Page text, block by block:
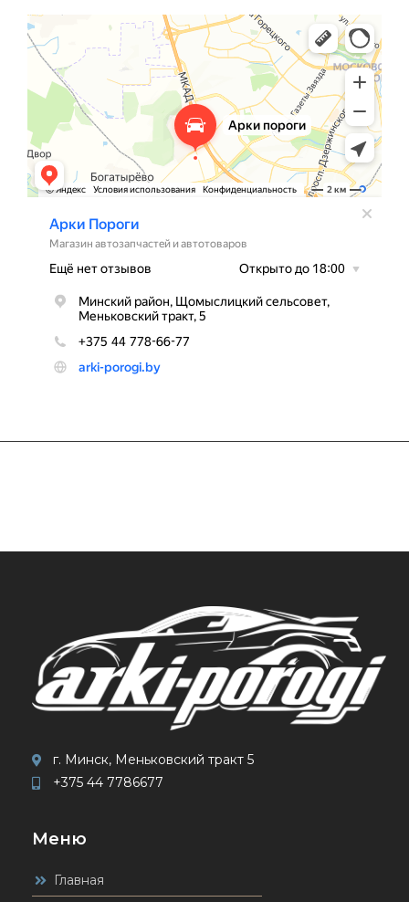
г. Минск, Меньковский тракт 5
+375 44 7786677
Меню
Главная